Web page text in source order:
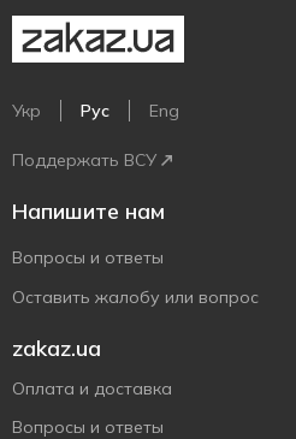
Укр Рус Eng
Поддержать ВСУ
Напишите нам
Вопросы и ответы
Оставить жалобу или вопрос
zakaz.ua
Оплата и доставка
Вопросы и ответы